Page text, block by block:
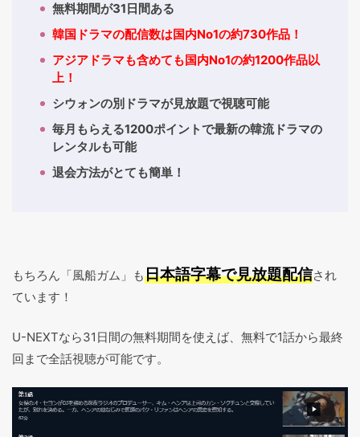
無料期間が31日間ある
韓国ドラマの配信数は国内No1の約730作品！
アジアドラマも含めても国内No1の約1200作品以
上！
シウォンの別ドラマが見放題で視聴可能
毎月もらえる1200ポイントで最新の韓流ドラマの
レンタルも可能
退会方法がとても簡単！
もちろん「風船ガム」も日本語字幕で見放題配信され
ています！
U-NEXTなら31日間の無料期間を使えば、無料で1話から最終
回まで全話視聴が可能です。